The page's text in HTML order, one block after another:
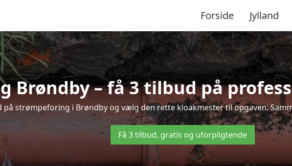
Forside Jylland
Brøndby – få 3 tilbud på
på strømpeforing i Brøndby og vælg den rette kloakmester til opgaven.
Få 3 tilbud, gratis og uforpligtende